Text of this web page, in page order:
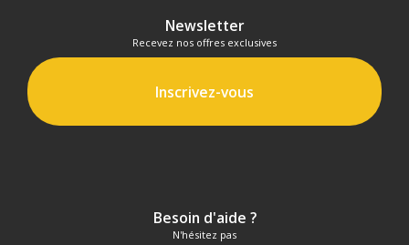
Newsletter
Recevez nos offres exclusives
Inscrivez-vous
Besoin d'aide ?
N'hésitez pas